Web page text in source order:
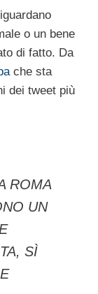
o un bene
di fatto. Da
che sta
dei tweet più
ROMA
UN
SÌ